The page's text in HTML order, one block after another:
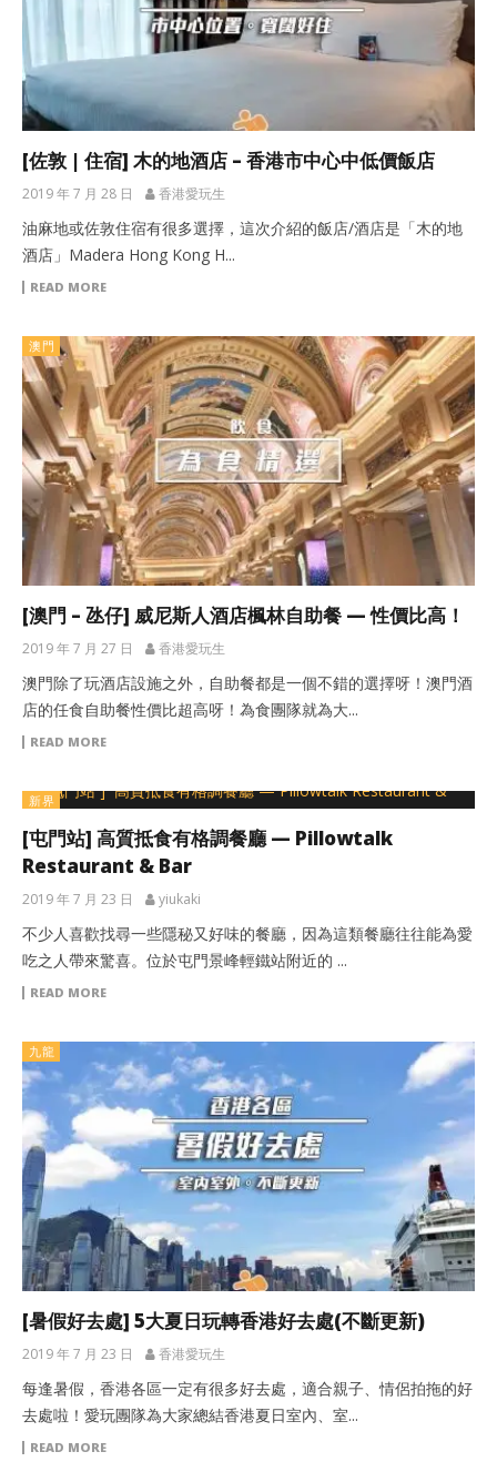
[佐敦 | 住宿] 木的地酒店 – 香港市中心中低價飯店
2019 年 7 月 28 日 香港愛玩生
油麻地或佐敦住宿有很多選擇，這次介紹的飯店/酒店是「木的地
酒店」Madera Hong Kong H...
READ MORE
澳門
[澳門 – 氹仔] 威尼斯人酒店楓林自助餐 — 性價比高！
2019 年 7 月 27 日 香港愛玩生
澳門除了玩酒店設施之外，自助餐都是一個不錯的選擇呀！澳門酒
店的任食自助餐性價比超高呀！為食團隊就為大...
READ MORE
新界
[屯門站] 高質抵食有格調餐廳 — Pillowtalk
Restaurant & Bar
2019 年 7 月 23 日 yiukaki
不少人喜歡找尋一些隱秘又好味的餐廳，因為這類餐廳往往能為愛
吃之人帶來驚喜。位於屯門景峰輕鐵站附近的 ...
READ MORE
九龍
[暑假好去處] 5大夏日玩轉香港好去處(不斷更新)
2019 年 7 月 23 日 香港愛玩生
每逢暑假，香港各區一定有很多好去處，適合親子、情侶拍拖的好
去處啦！愛玩團隊為大家總結香港夏日室內、室...
READ MORE